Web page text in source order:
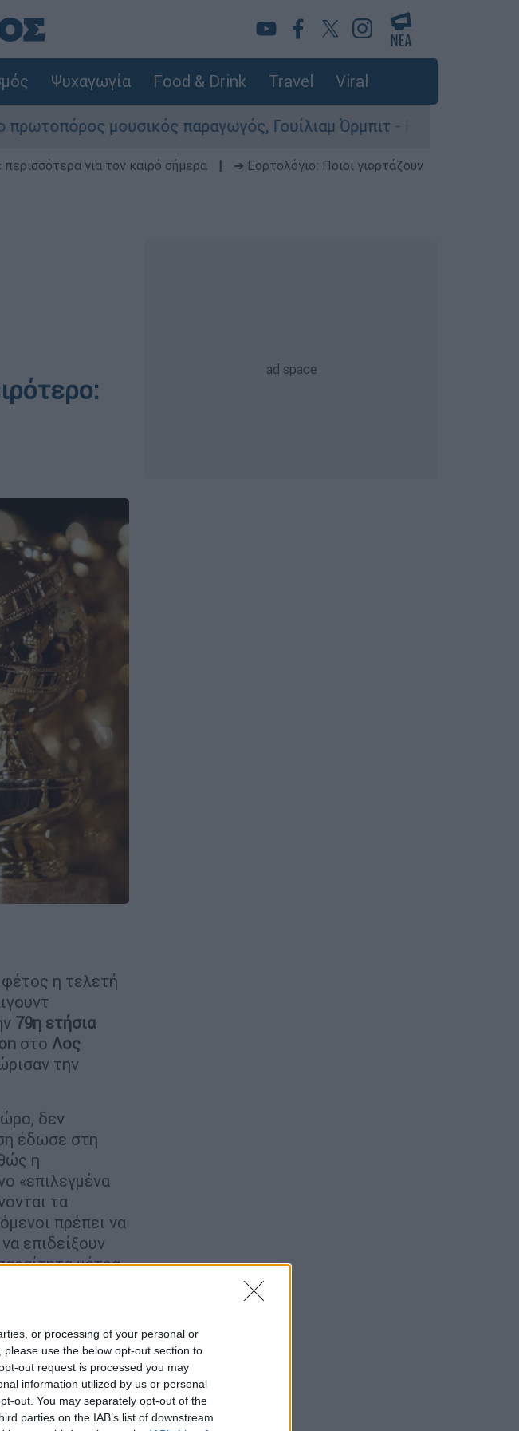
or processing of your personal or
use the below opt-out section to
out request is processed you may
information utilized by us or personal
out. You may separately opt-out of the
parties on the IAB’s list of downstream
Ψυχαγωγία Food & Drink Travel Viral
παραγωγός, Γουίλιαμ Όρμπιτ - Η καθοριστική συμβολή
για τον καιρό σήμερα
➔ Εορτολόγιο: Ποιοι γιορτάζουν
η τελετή
79η ετήσια
στο Λος
την
δεν
έδωσε στη
η
«επιλεγμένα
τα
πρέπει να
επιδείξουν
μέτρα,